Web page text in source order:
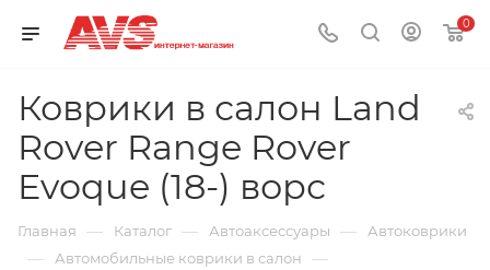
0
Коврики в салон Land
Rover Range Rover
Evoque (18-) ворс
Главная — Каталог — Автоаксессуары — Автоковрики
— Автомобильные коврики в салон —